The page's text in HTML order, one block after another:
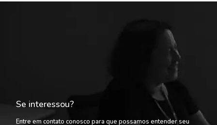
Se interessou?
Entre em contato conosco para que possamos entender seu